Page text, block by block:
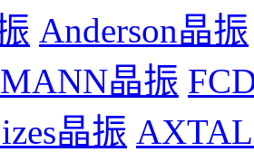
Anderson晶振
晶振
晶振